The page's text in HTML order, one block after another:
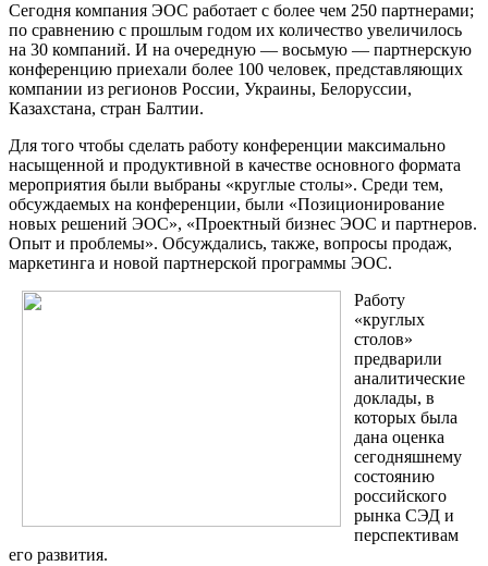
Сегодня компания ЭОС работает с более чем 250 партнерами;
по сравнению с прошлым годом их количество увеличилось
на 30 компаний. И на очередную — восьмую — партнерскую
конференцию приехали более 100 человек, представляющих
компании из регионов России, Украины, Белоруссии,
Казахстана, стран Балтии.
Для того чтобы сделать работу конференции максимально
насыщенной и продуктивной в качестве основного формата
мероприятия были выбраны «круглые столы». Среди тем,
обсуждаемых на конференции, были «Позиционирование
новых решений ЭОС», «Проектный бизнес ЭОС и партнеров.
Опыт и проблемы». Обсуждались, также, вопросы продаж,
маркетинга и новой партнерской программы ЭОС.
Работу
«круглых
столов»
предварили
аналитические
доклады, в
которых была
дана оценка
сегодняшнему
состоянию
российского
рынка СЭД и
перспективам
его развития.